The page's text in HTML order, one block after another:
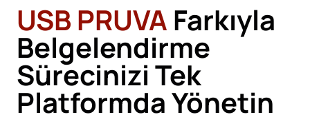
USB PRUVA Farkıyla
Belgelendirme
Sürecinizi Tek
Platformda Yönetin